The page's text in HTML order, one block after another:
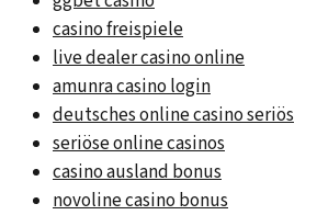
casino freispiele
live dealer casino online
amunra casino login
deutsches online casino seriös
seriöse online casinos
casino ausland bonus
novoline casino bonus